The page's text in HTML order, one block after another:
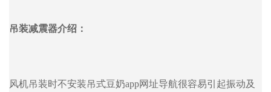
吊装减震器介绍：
风机吊装时不安装吊式豆奶app网址导航很容易引起振动及